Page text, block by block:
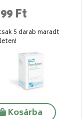
Ft
5 darab maradt
Kosárba